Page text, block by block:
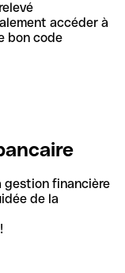
accéder à
bon code
gestion financière
de la